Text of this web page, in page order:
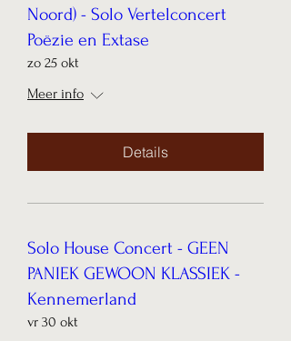
Noord) - Solo Vertelconcert
Poëzie en Extase
zo 25 okt
Meer info
Details
Solo House Concert - GEEN
PANIEK GEWOON KLASSIEK -
Kennemerland
vr 30 okt